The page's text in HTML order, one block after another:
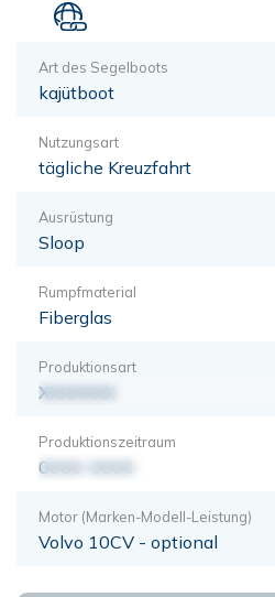
Art des Segelboots
kajütboot
Nutzungsart
tägliche Kreuzfahrt
Ausrüstung
Sloop
Rumpfmaterial
Fiberglas
Produktionsart
XXXXXXX
Produktionszeitraum
0000-0000
Motor (Marken-Modell-Leistung)
Volvo 10CV - optional